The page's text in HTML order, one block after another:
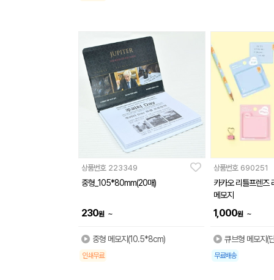
상품번호 223349
중형_105*80mm(20매)
230원 ~
중형 메모지(10.5*8cm)
인쇄무료
상품번호 690251
카카오 리틀프렌즈
메모지
1,000원 ~
큐브형 메모지(
무료배송